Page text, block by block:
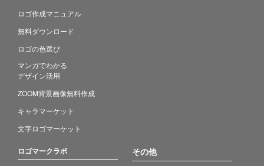
ロゴ作成マニュアル
無料ダウンロード
ロゴの色選び
マンガでわかる
デザイン活用
ZOOM背景画像無料作成
キャラマーケット
文字ロゴマーケット
ロゴマークラボ その他